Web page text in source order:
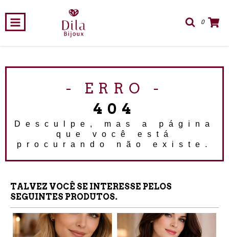
0
- ERRO -
404
Desculpe, mas a página
que você está
procurando não existe.
TALVEZ VOCÊ SE INTERESSE PELOS
SEGUINTES PRODUTOS.